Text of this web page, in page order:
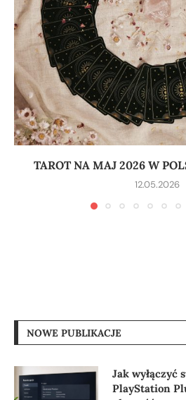
TAROT NA MAJ 2026 W
12.05.2026
NOWE PUBLIKACJE
Jak wyłączyć
PlayStation